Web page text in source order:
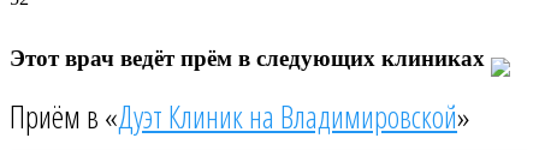
Этот врач ведёт прём в следующих клиниках
Приём в «Дуэт Клиник на Владимировской»